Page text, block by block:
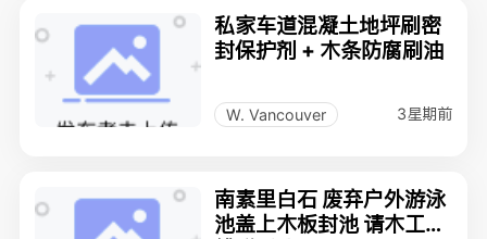
私家车道混凝土地坪刷密
封保护剂 + 木条防腐刷油
W. Vancouver 3星期前
南素里白石 废弃户外游泳
池盖上木板封池 请木工师